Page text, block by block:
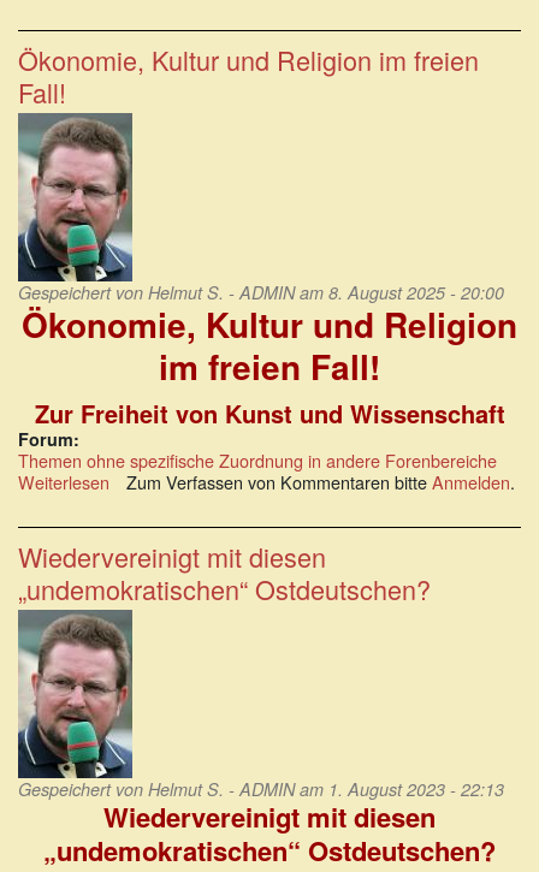
einer
Philosophie
der
Ökonomie, Kultur und Religion im freien
Fall!
Gespeichert von Helmut S. - ADMINam 8. August 2025 - 20:00
Ökonomie, Kultur und Religion
im freien Fall!
Zur Freiheit von Kunst und Wissenschaft
Forum:
Themen ohne spezifische Zuordnung in andere Forenbereiche
Weiterlesen über
Kultur
und
Religion
im
freien
Fall!
Zum Verfassen von Kommentaren bitteAnmelden.
Wiedervereinigt mit diesen
„undemokratischen“ Ostdeutschen?
Gespeichert von Helmut S. - ADMINam 1. August 2023 - 22:13
Wiedervereinigt mit diesen
„undemokratischen“ Ostdeutschen?